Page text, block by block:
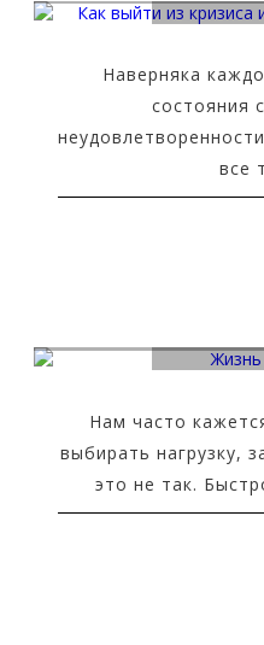
Наверняка
состояния
все
Нам часто
выбирать нагрузку,
это не так.